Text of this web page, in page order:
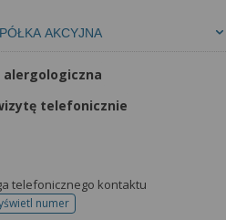
AKCYJNA
alergologiczna
telefonicznie
telefonicznego kontaktu
numer
telefonu do rejestracji